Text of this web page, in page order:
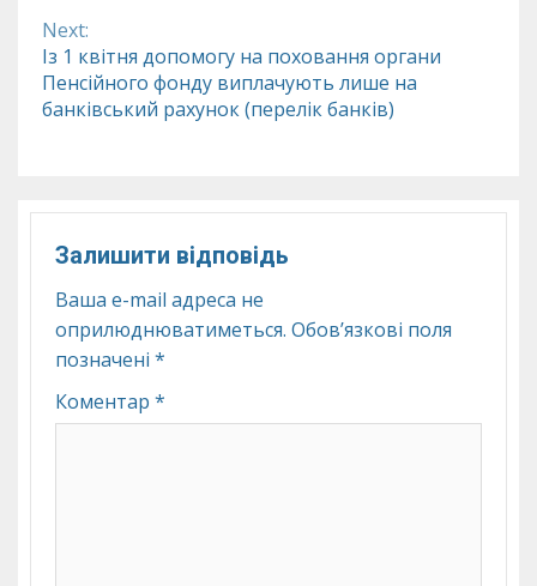
Next:
Із 1 квітня допомогу на поховання органи
Пенсійного фонду виплачують лише на
банківський рахунок (перелік банків)
Залишити відповідь
Ваша e-mail адреса не
оприлюднюватиметься. Обов’язкові поля
позначені *
Коментар *